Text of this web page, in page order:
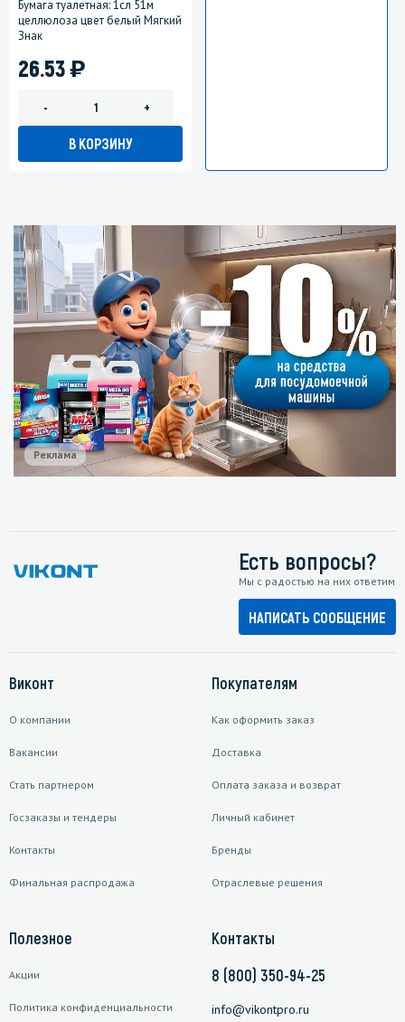
Бумага туалетная: 1сл 51м
целлюлоза цвет белый Мягкий
Знак
26.53)
- +
В КОРЗИНУ
Реклама
Есть вопросы?
Мы с радостью на них ответим
НАПИСАТЬ СООБЩЕНИЕ
Виконт
О компании
Вакансии
Стать партнером
Госзаказы и тендеры
Контакты
Финальная распродажа
Покупателям
Как оформить заказ
Доставка
Оплата заказа и возврат
Личный кабинет
Бренды
Отраслевые решения
Полезное
Акции
Политика конфиденциальности
Контакты
8 (800) 350-94-25
info@vikontpro.ru